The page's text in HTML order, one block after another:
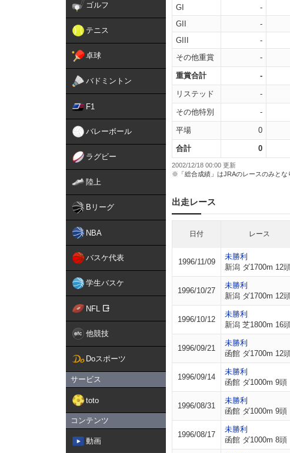
ゴルフ
テニス
卓球
バドミントン
F1
バレーボール
ラグビー
陸上
Bリーグ
NBA
バスケ代表
学生バスケ
NFL
他競技
Doスポーツ
サービス
toto
コンテンツ
動画
GI -
GII
-
GIII
-
その他重賞
-
重賞合計 -
リステッド -
その他特別 -
平場 0
合計 0
2002/12/18 00:00 更新
※「総合成績」はJRAのレースのみとな
出走レース
日付 レース
1996/11/09
未勝利
新潟 ダ1700m 12
1996/10/27
未勝利
新潟 ダ1700m 12
1996/10/12
未勝利
新潟 芝1800m 16
1996/09/21
未勝利
函館 ダ1700m 12
1996/09/14
未勝利
函館 ダ1000m 9頭
1996/08/31
未勝利
函館 ダ1000m 9頭
1996/08/17
未勝利
函館 ダ1000m 8頭